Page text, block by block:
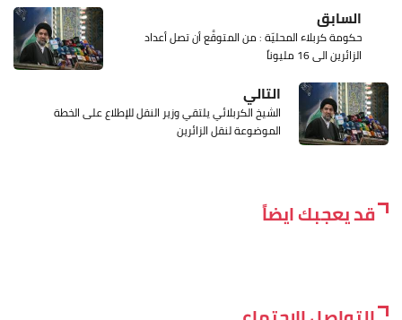
السابق
حكومة كربلاء المحليّة : من المتوقَّع أن تصل أعداد
الزائرين الى 16 مليوناً
التالي
الشيخ الكربلائي يلتقي وزير النقل للإطلاع على الخطة
الموضوعة لنقل الزائرين
قد يعجبك ايضاً